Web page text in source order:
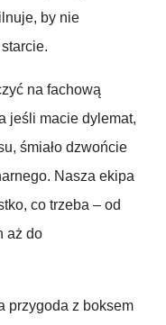
by nie
na fachową
jeśli macie dylemat,
śmiało dzwońcie
Nasza ekipa
co trzeba – od
aż do
przygoda z boksem